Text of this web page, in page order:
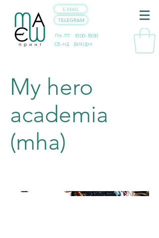
E-MAIL
TELEGRAM
ПН-ПТ 10:00-18:00
СБ-НД ВИХІДНІ
My hero
academia
(mha)